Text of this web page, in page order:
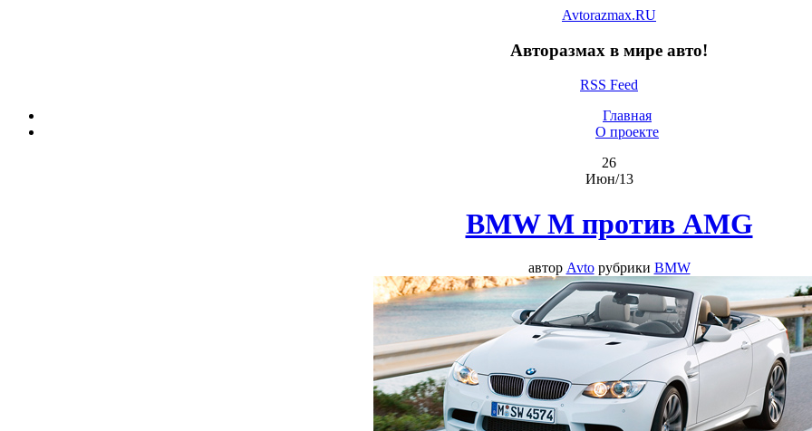
Avtorazmax.RU
Авторазмах в мире авто!
RSS Feed
Главная
О проекте
26
Июн/13
BMW M против AMG
автор Avtoрубрики BMW